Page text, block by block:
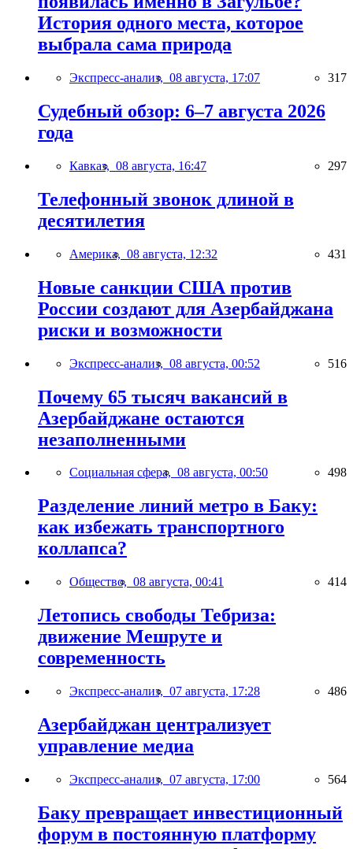
История одного места, которое
выбрала сама природа
Экспресс-анализ, 08 августа, 17:07 317
Судебный обзор: 6–7 августа 2026
года
Кавказ, 08 августа, 16:47 297
Телефонный звонок длиной в
десятилетия
Америка, 08 августа, 12:32 431
Новые санкции США против
России создают для Азербайджана
риски и возможности
Экспресс-анализ, 08 августа, 00:52 516
Почему 65 тысяч вакансий в
Азербайджане остаются
незаполненными
Социальная сфера, 08 августа, 00:50 498
Разделение линий метро в Баку:
как избежать транспортного
коллапса?
Общество, 08 августа, 00:41 414
Летопись свободы Тебриза:
движение Мешруте и
современность
Экспресс-анализ, 07 августа, 17:28 486
Азербайджан централизует
управление медиа
Экспресс-анализ, 07 августа, 17:00 564
Баку превращает инвестиционный
форум в постоянную платформу